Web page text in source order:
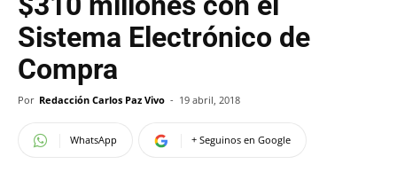
Sistema Electrónico de
Compra
Por Redacción Carlos Paz Vivo - 19 abril, 2018
WhatsApp + Seguinos en Google